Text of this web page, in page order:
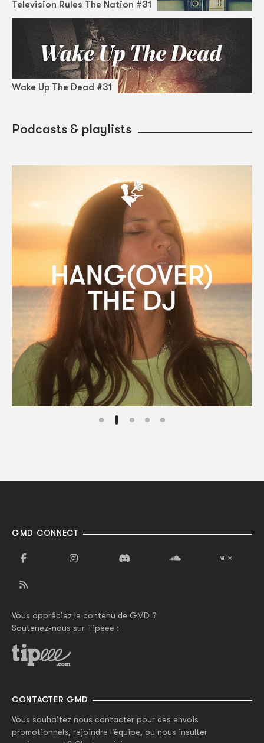
Television Rules The Nation #31
Wake Up The Dead #31
Podcasts & playlists
GMD CONNECT
Vous appréciez le contenu de GMD ?
Soutenez-nous sur Tipeee :
CONTACTER GMD
Vous souhaitez nous contacter pour des envois
promotionnels, rejoindre l'équipe, ou nous insulter